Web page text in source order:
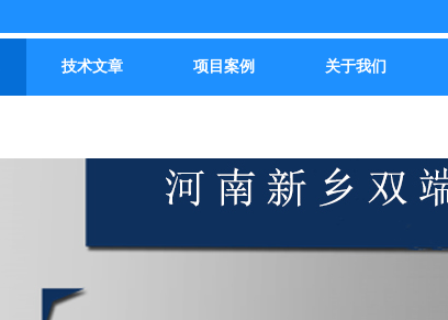
技术文章 项目案例 关于我们